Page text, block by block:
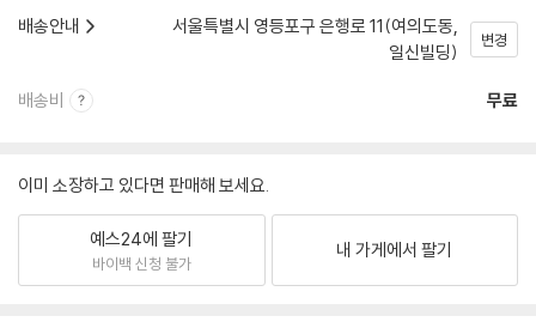
배송안내
서울특별시 영등포구 은행로 11(여의도동,
일신빌딩)
변경
배송비 무료
이미 소장하고 있다면 판매해 보세요.
예스24에 팔기
바이백 신청 불가
내 가게에서 팔기